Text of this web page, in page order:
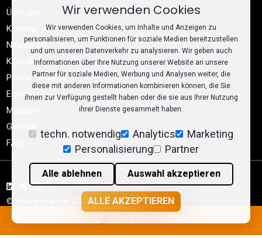
Über uns
Karriere
Newsletter
Kontakt
Partner werden
Enterprise
Magazin
Glossar
FAQ
© dreamteam 2026
Datenschutz
Wir verwenden Cookies
Wir verwenden Cookies, um Inhalte und Anzeigen zu
personalisieren, um Funktionen für soziale Medien bereitzustellen
und um unseren Datenverkehr zu analysieren. Wir geben auch
Informationen über Ihre Nutzung unserer Website an unsere
Partner für soziale Medien, Werbung und Analysen weiter, die
diese mit anderen Informationen kombinieren können, die Sie
ihnen zur Verfügung gestellt haben oder die sie aus Ihrer Nutzung
ihrer Dienste gesammelt haben.
techn. notwendig Analytics
Marketing
Personalisierung
Partner
Alle ablehnen Auswahl akzeptieren
ALLE AKZEPTIEREN